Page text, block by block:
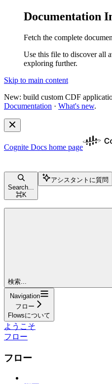
Documentation
Fetch the complete
Use this file to discover all
exploring further.
Skip to main content
New: build custom CDF
Documentation · What's new.
Cognite Docs home page
Search...
⌘K
アシスタントに質問
検索...
Navigation
フロー
Flowsについて
ようこそ
フロー
フロー